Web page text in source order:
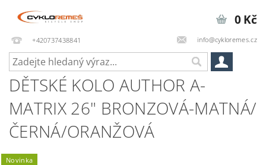
+420737438841 info@cykloremes.cz
0 Kč
DĚTSKÉ KOLO AUTHOR A-
MATRIX 26" BRONZOVÁ-MATNÁ/
ČERNÁ/ORANŽOVÁ
Novinka